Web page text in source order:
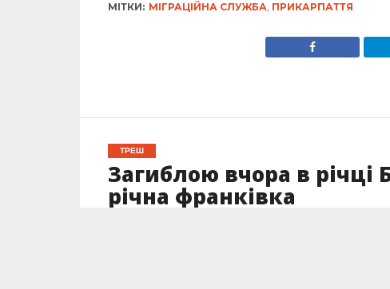
МІТКИ: МІГРАЦІЙНА СЛУЖБА ПРИКАРПАТТЯ
ТРЕШ
Загиблою вчора в річці
річна франківка